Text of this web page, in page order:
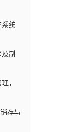
系统
制
，
存与